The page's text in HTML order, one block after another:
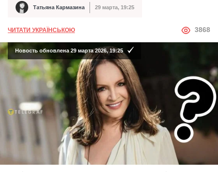
Автор Татьяна Кармазина
Дата публикации 29 марта, 19:25
ЧИТАТИ УКРАЇНСЬКОЮ АВТОР
3868
Новость обновлена 29 марта 2026, 19:25